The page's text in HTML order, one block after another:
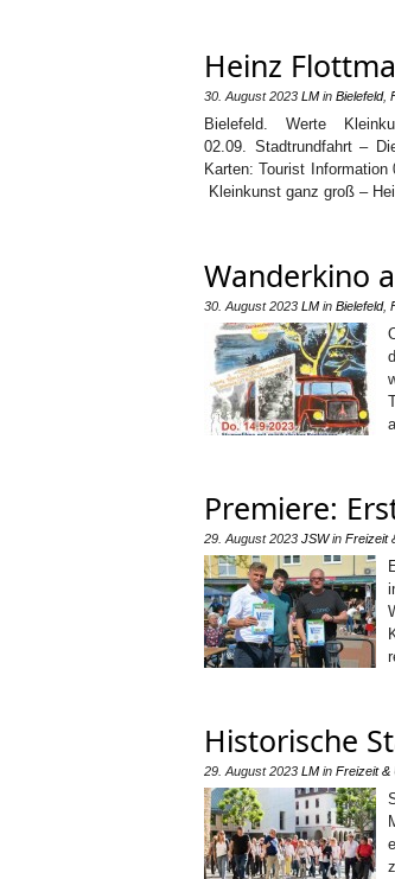
Heinz
30. August 2023 LM in Bielefeld,
Bielefeld. Werte
02.09. Stadtrundfahrt –
Karten: Tourist
Kleinkunst ganz groß –
Wanderkino
30. August 2023 LM in Bielefeld,
Premiere:
29. August 2023 JSWin Freizeit
Historische
29. August 2023 LM in Freizeit &